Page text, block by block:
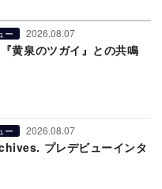
ー 2026.08.07
黄泉のツガイ』との共鳴
ー 2026.08.07
プレデビューインタ